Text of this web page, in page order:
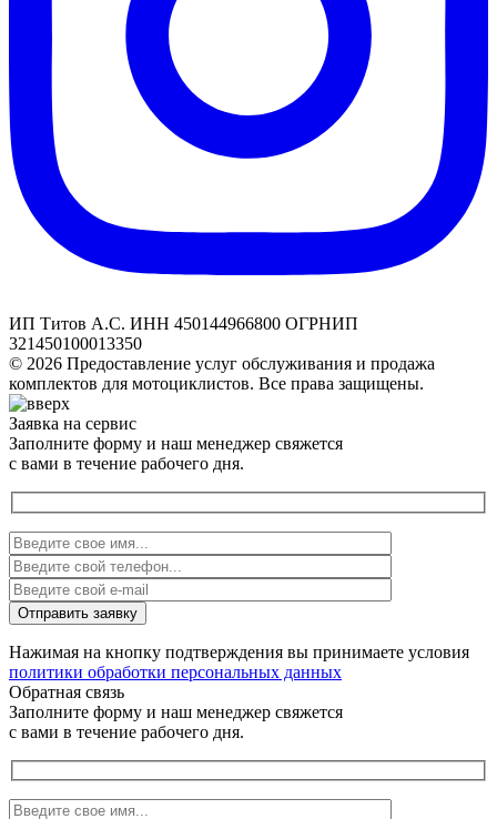
ИП Титов А.С. ИНН 450144966800 ОГРНИП
321450100013350
© 2026 Предоставление услуг обслуживания и продажа
комплектов для мотоциклистов. Все права защищены.
Заявка на сервис
Заполните форму и наш менеджер свяжется
с вами в течение рабочего дня.
Нажимая на кнопку подтверждения вы принимаете условия
политики обработки персональных данных
Обратная связь
Заполните форму и наш менеджер свяжется
с вами в течение рабочего дня.